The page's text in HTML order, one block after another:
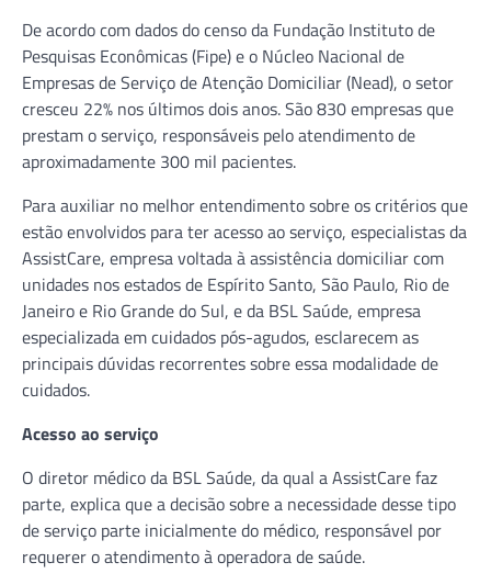
De acordo com dados do censo da Fundação Instituto de
Pesquisas Econômicas (Fipe) e o Núcleo Nacional de
Empresas de Serviço de Atenção Domiciliar (Nead), o setor
cresceu 22% nos últimos dois anos. São 830 empresas que
prestam o serviço, responsáveis pelo atendimento de
aproximadamente 300 mil pacientes.
Para auxiliar no melhor entendimento sobre os critérios que
estão envolvidos para ter acesso ao serviço, especialistas da
AssistCare, empresa voltada à assistência domiciliar com
unidades nos estados de Espírito Santo, São Paulo, Rio de
Janeiro e Rio Grande do Sul, e da BSL Saúde, empresa
especializada em cuidados pós-agudos, esclarecem as
principais dúvidas recorrentes sobre essa modalidade de
cuidados.
Acesso ao serviço
O diretor médico da BSL Saúde, da qual a AssistCare faz
parte, explica que a decisão sobre a necessidade desse tipo
de serviço parte inicialmente do médico, responsável por
requerer o atendimento à operadora de saúde.